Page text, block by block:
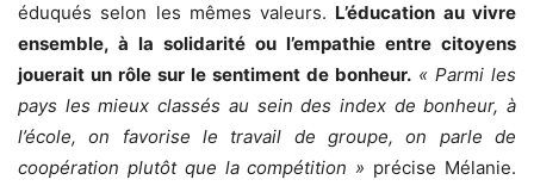
éduqués selon les mêmes valeurs. L’éducation au vivre
ensemble, à la solidarité ou l’empathie entre citoyens
jouerait un rôle sur le sentiment de bonheur. « Parmi les
pays les mieux classés au sein des index de bonheur, à
l’école, on favorise le travail de groupe, on parle de
coopération plutôt que la compétition » précise Mélanie.